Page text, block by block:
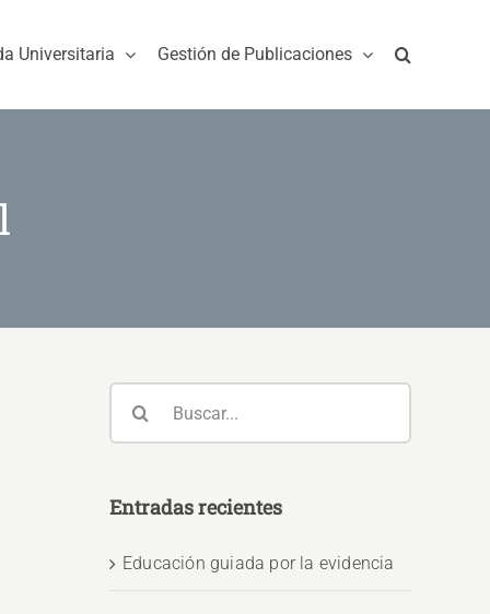
Universitaria Gestión de Publicaciones
Entradas recientes
Educación guiada por la evidencia